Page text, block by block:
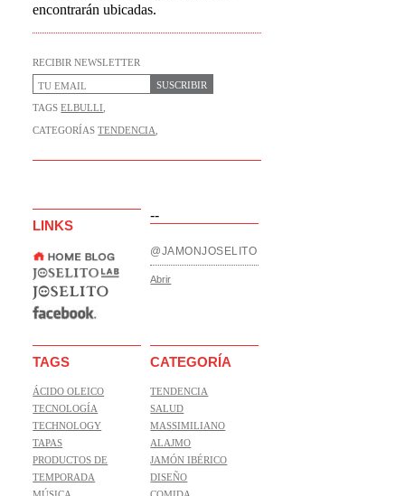
encontrarán ubicadas.
RECIBIR NEWSLETTER
SUSCRIBIR
TAGSELBULLI
CATEGORÍASTENDENCIA
--
LINKS
@JAMONJOSELITO
Abrir
TAGS
ÁCIDO OLEICO
TECNOLOGÍA
TECHNOLOGY
TAPAS
PRODUCTOS DE
TEMPORADA
CATEGORÍA
TENDENCIA
SALUD
MASSIMILIANO
ALAJMO
JAMÓN IBÉRICO
DISEÑO